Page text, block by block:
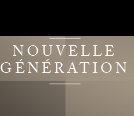
NOUVELLE
GÉNÉRATION